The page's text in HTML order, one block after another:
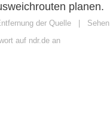
planen.
der Quelle
auf ndr.de an